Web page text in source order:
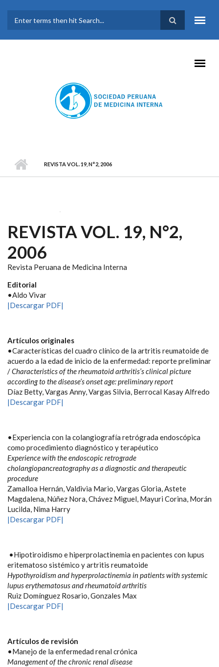
FORMULARIO DE
BÚSQUEDA
REVISTA VOL. 19, N°2, 2006
REVISTA VOL. 19, N°2,
2006
Revista Peruana de Medicina Interna
Editorial
•Aldo Vivar
|Descargar PDF|
Artículos originales
•Características del cuadro clínico de la artritis reumatoide de
acuerdo a la edad de inicio de la enfermedad: reporte preliminar
/Characteristics of the rheumatoid arthritis’s clinical picture
according to the disease’s onset age: preliminary report
Díaz Betty, Vargas Anny, Vargas Silvia, Berrocal Kasay Alfredo
|Descargar PDF|
•Experiencia con la colangiografía retrógrada endoscópica
como procedimiento diagnóstico y terapéutico
Experience with the endoscopic retrograde
cholangiopancreatography as a diagnostic and therapeutic
procedure
Zamalloa Hernán, Valdivia Mario, Vargas Gloria, Astete
Magdalena, Núñez Nora, Chávez Miguel, Mayuri Corina, Morán
Lucilda, Nima Harry
|Descargar PDF|
•Hipotiroidismo e hiperprolactinemia en pacientes con lupus
eritematoso sistémico y artritis reumatoide
Hypothyroidism and hyperprolactinemia in patients with systemic
lupus erythematosus and rheumatoid arthritis
Ruiz Domínguez Rosario, Gonzales Max
|Descargar PDF|
Artículos de revisión
•Manejo de la enfermedad renal crónica
Management of the chronic renal disease